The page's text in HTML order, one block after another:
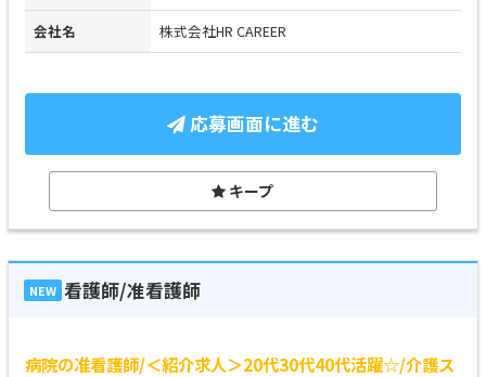
会社名 株式会社HR CAREER
応募画面に進む
キープ
NEW 看護師/准看護師
病院の准看護師/＜紹介求人＞20代30代40代活躍☆/介護ス